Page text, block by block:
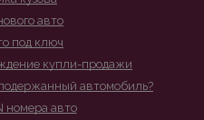
авто
под ключ
купли-продажи
автомобиль?
номера авто